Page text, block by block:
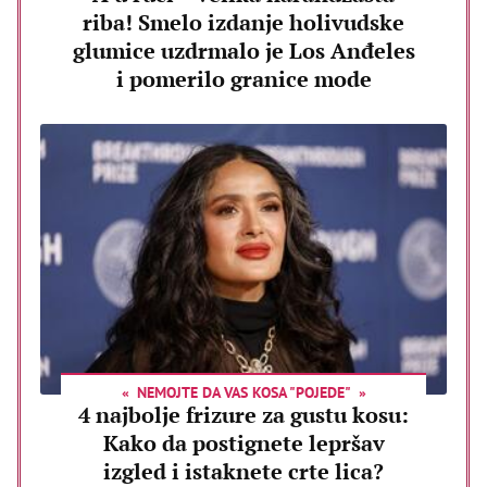
riba! Smelo izdanje holivudske
glumice uzdrmalo je Los Anđeles
i pomerilo granice mode
NEMOJTE DA VAS KOSA "POJEDE"
4 najbolje frizure za gustu kosu:
Kako da postignete lepršav
izgled i istaknete crte lica?